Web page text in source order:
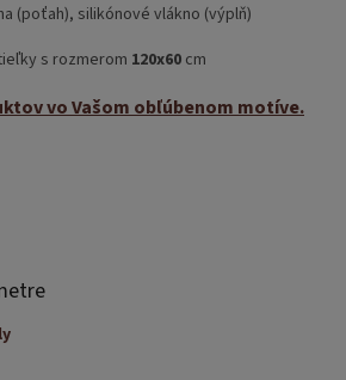
(poťah), silikónové vlákno (výplň)
s rozmerom 120x60 cm
vo Vašom obľúbenom motíve.